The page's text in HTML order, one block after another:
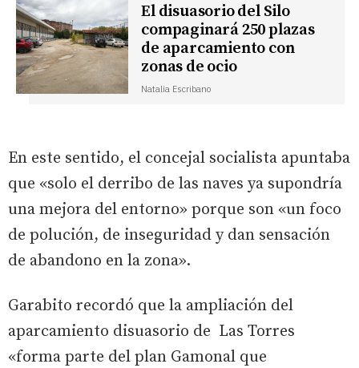
El disuasorio del Silo
compaginará 250 plazas
de aparcamiento con
zonas de ocio
Natalia Escribano
En este sentido, el concejal socialista apuntaba
que «solo el derribo de las naves ya supondría
una mejora del entorno» porque son «un foco
de polución, de inseguridad y dan sensación
de abandono en la zona».
Garabito recordó que la ampliación del
aparcamiento disuasorio de Las Torres
«forma parte del plan Gamonal que